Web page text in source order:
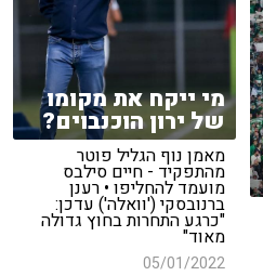
מי ייקח את מקומו
של ירון הוכנבוים?
מאמן נוף הגליל פוטר
מהתפקיד - חיים סילבס
מועמד להחליפו • רענן
ברנובסקי ('וואלה') עדכן:
"כרגע התחרות בחוץ גדולה
מאוד"
05/01/2022